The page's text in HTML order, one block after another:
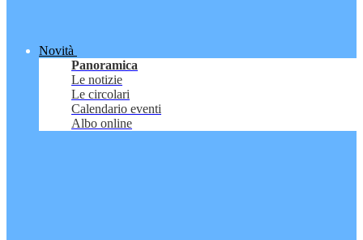
Novità
Panoramica
Le notizie
Le circolari
Calendario eventi
Albo online